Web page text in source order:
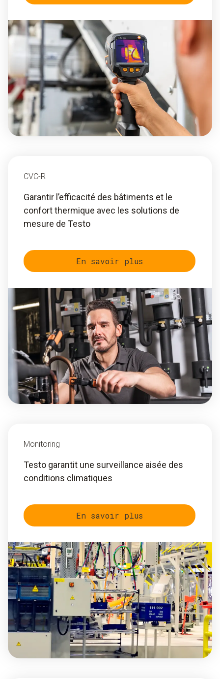
CVC-R
Garantir l’efficacité des bâtiments et le
confort thermique avec les solutions de
mesure de Testo
En savoir plus
Monitoring
Testo garantit une surveillance aisée des
conditions climatiques
En savoir plus